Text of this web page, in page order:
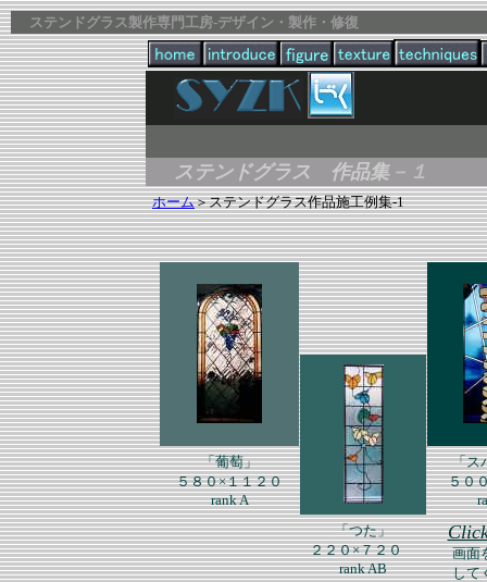
ステンドグラス製作専門工房-デザイン・製作・修復
ステンドグラス 作品集－１
ホーム＞ステンドグラス作品施工例集-1
「葡萄」
５８０×１１２０
rank A
「ス
５０
「つた」
２２０×７２０
rank AB
画面
して